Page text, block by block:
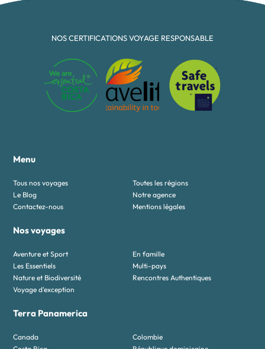
NOS CERTIFICATIONS VOYAGE RESPONSABLE
Menu
Tous nos voyages
Toutes les régions
Le Blog
Notre agence
Contactez-nous
Mentions légales
Nos voyages
Aventure et Sport
En famille
Les Essentiels
Multi-pays
Nature et Biodiversité
Rencontres Authentiques
Voyage d'exception
Terra Panamerica
Canada
Colombie